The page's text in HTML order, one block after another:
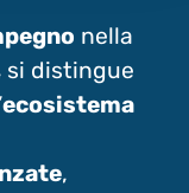
nella
si distingue
ecosistema
,